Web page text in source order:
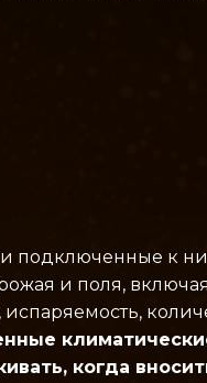
подключенные к
и поля,
когда